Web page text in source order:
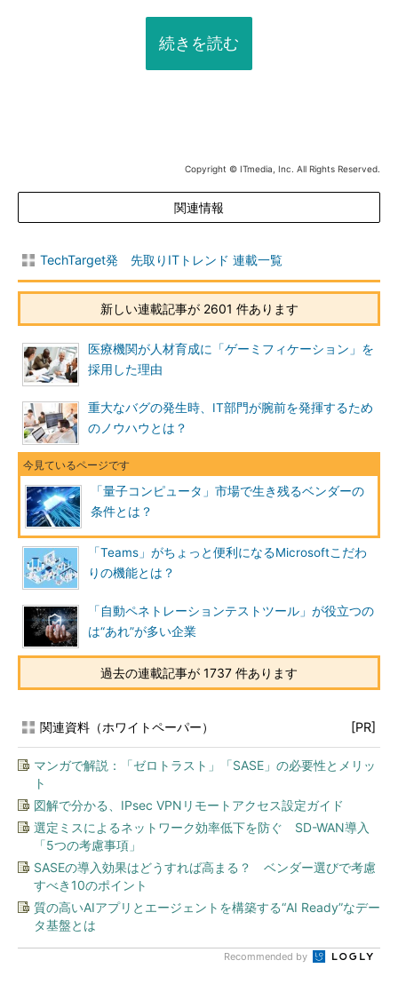
続きを読む
Copyright © ITmedia, Inc. All Rights Reserved.
関連情報
TechTarget発 先取りITトレンド 連載一覧
新しい連載記事が 2601 件あります
医療機関が人材育成に「ゲーミフィケーション」を
採用した理由
重大なバグの発生時、IT部門が腕前を発揮するため
のノウハウとは？
「量子コンピュータ」市場で生き残るベンダーの
条件とは？
「Teams」がちょっと便利になるMicrosoftこだわ
りの機能とは？
「自動ペネトレーションテストツール」が役立つの
は“あれ”が多い企業
過去の連載記事が 1737 件あります
関連資料（ホワイトペーパー） [PR]
マンガで解説：「ゼロトラスト」「SASE」の必要性とメリッ
ト
図解で分かる、IPsec VPNリモートアクセス設定ガイド
選定ミスによるネットワーク効率低下を防ぐ SD-WAN導入
「5つの考慮事項」
SASEの導入効果はどうすれば高まる？ ベンダー選びで考慮
すべき10のポイント
質の高いAIアプリとエージェントを構築する“AI Ready”なデー
タ基盤とは
Recommended by